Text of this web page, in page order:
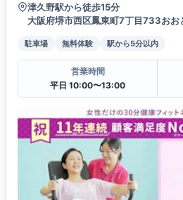
津久野駅から徒歩15分
大阪府堺市西区鳳東町7丁目733おお
駐車場 無料体験 駅から5分以内
営業時間
平日 10:00〜13:00